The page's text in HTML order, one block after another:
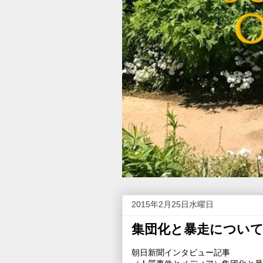
2015年2月25日水曜日
集団化と暴走につい
朝日新聞インタビュー記事